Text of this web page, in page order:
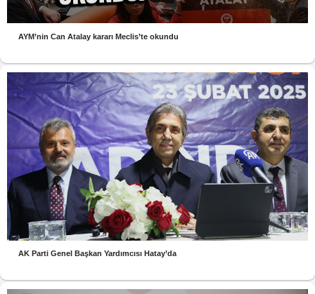
AYM’nin Can Atalay kararı Meclis’te okundu
AK Parti Genel Başkan Yardımcısı Hatay’da